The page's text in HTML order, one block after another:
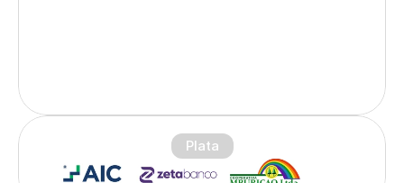
Plata